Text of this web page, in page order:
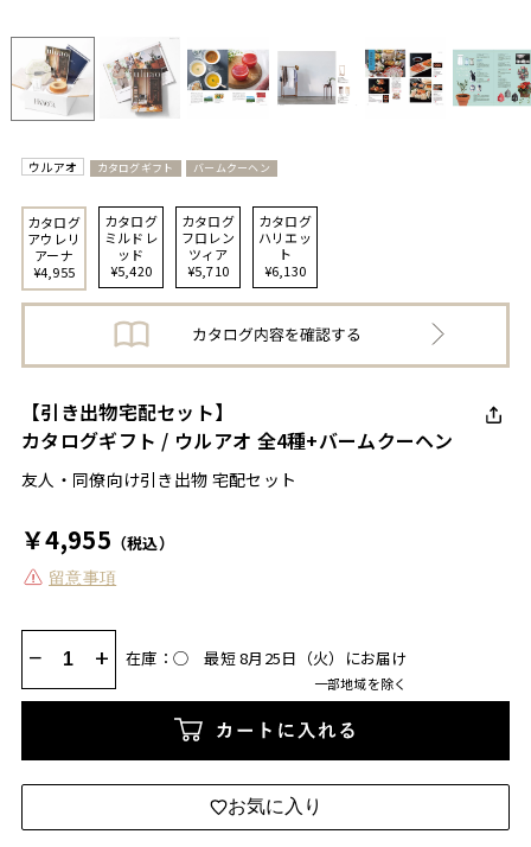
ウルアオ カタログギフト バームクーヘン
カタログ
アウレリ
アーナ
¥4,955
カタログ
ミルドレ
ッド
¥5,420
カタログ
フロレン
ツィア
¥5,710
カタログ
ハリエッ
ト
¥6,130
【引き出物宅配セット】
カタログギフト / ウルアオ 全4種+バームクーヘン
友人・同僚向け引き出物 宅配セット
￥4,955 （税込）
留意事項
− + 在庫：◯ 最短 8月25日（火）にお届け
一部地域を除く
カートに入れる
お気に入り